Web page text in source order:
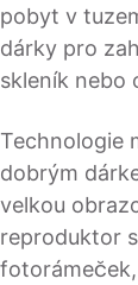
pobyt v
dárky pro
skleník nebo
Technologie
dobrým
velkou
reproduktor